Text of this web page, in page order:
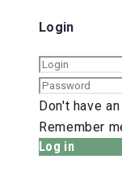
Login
Don't have
Remember
Log in